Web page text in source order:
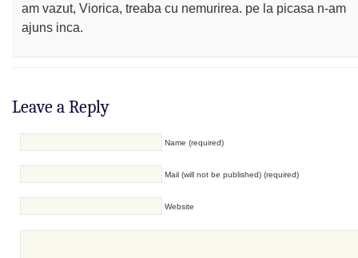
am vazut, Viorica, treaba cu nemurirea. pe la picasa n-am
ajuns inca.
Leave a Reply
Name (required)
Mail (will not be published) (required)
Website